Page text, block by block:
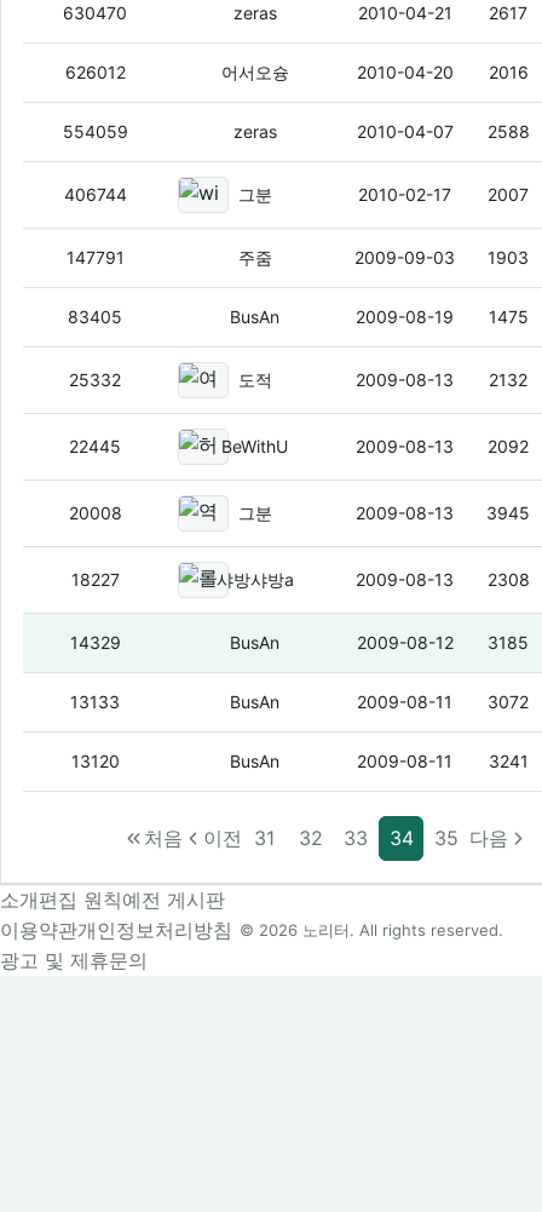
630470 도서관 인증에이어 막장 생일빵등장.(1)
zeras 2010-04-21 2617
626012 3G망에서 스카이프 통화 '다 되네~'- 이
어서오슝 2010-04-20 2016
554059 스마트폰보조금관련(1)
zeras 2010-04-07 2588
406744 windows mobile 차기작 windows
그분 2010-02-17 2007
147791 손을 자주 씻자
주줌 2009-09-03 1903
83405 알겠냐?BusAn 2009-08-19 1475
25332 여성부 올레 광고는 성차별 (1)
도적 2009-08-13 2132
22445 허본좌 가수데뷔(2)
BeWithU 2009-08-13 2092
20008 역전재판 모바일2 EP1(3)
그분 2009-08-13 3945
18227 롤리팝과 쿠키폰이 새옷을 입었대
샤방샤방a 2009-08-13 2308
14329 역시 아이촌
BusAn 2009-08-12 3185
13133 그날이 온다
BusAn 2009-08-11 3072
13120 이런 거 있는사람?
BusAn 2009-08-11 3241
처음 이전 31 32 33 34 35 다음
소개편집 원칙예전 게시판
이용약관개인정보처리방침
광고 및 제휴문의
© 2026 노리터. All rights reserved.